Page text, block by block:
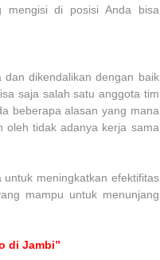
mengisi di posisi Anda bisa
dikendalikan dengan baik
saja salah satu anggota tim
beberapa alasan yang mana
oleh tidak adanya kerja sama
meningkatkan efektifitas
mampu untuk menunjang
di Jambi”